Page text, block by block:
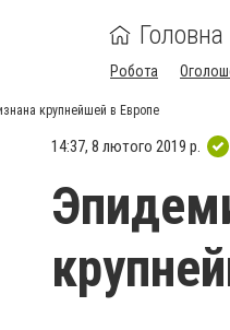
Головна
Робота
крупнейшей в Европе
14:37, 8 лютого 2019 р.